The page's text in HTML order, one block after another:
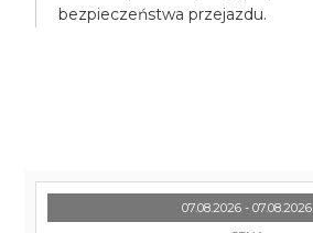
bezpieczeństwa przejazdu.
07.08.2026 - 07.08.2026